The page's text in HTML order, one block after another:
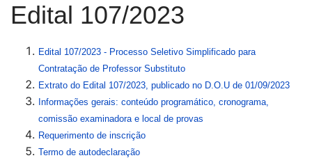
Edital 107/2023
Edital 107/2023 - Processo Seletivo Simplificado para
Contratação de Professor Substituto
Extrato do Edital 107/2023, publicado no D.O.U de 01/09/2023
Informações gerais: conteúdo programático, cronograma,
comissão examinadora e local de provas
Requerimento de inscrição
Termo de autodeclaração